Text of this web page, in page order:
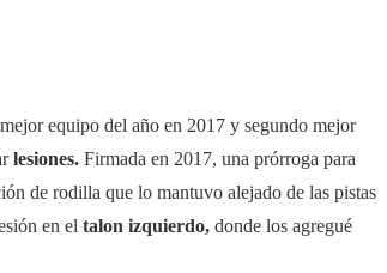
equipo del año en 2017 y segundo mejor
lesiones. Firmada en 2017, una prórroga para
de rodilla que lo mantuvo alejado de las pistas
en el talon izquierdo, donde los agregué